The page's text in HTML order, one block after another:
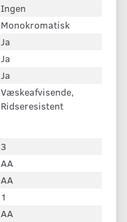
Ingen
Monokromatisk
Ja
Ja
Ja
Væskeafvisende,
Ridseresistent
3
AA
AA
1
AA